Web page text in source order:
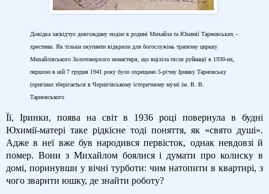
Довідка засвідчує довгождану подію в родині Михайла та Юхимії Тарновських –
хрестини. Як тільки окупанти відкрили для богослужінь трапезну церкву
Михайлівського Золотоверхого монастиря, що вціліла після руйнації в 1930-их,
першою в ній 7 грудня 1941 року було охрещено 5-річну Іринку Тарновську
(оригінал зберігається в Чернігівському історичному музеї ім. В. В.
Тарновського
Її, Іринки, поява на світ в 1936 році повернула в будні
Юхимії-матері таке рідкісне тоді поняття, як «свято душі».
Адже в неї вже був народився первісток, однак невдовзі й
помер. Вони з Михайлом боялися і думати про колиску в
домі, поринувши у вічні турботи: чим натопити в квартирі, з
чого зварити юшку, де знайти роботу?